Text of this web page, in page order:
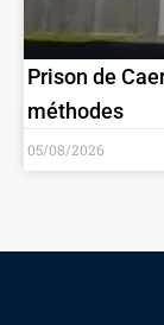
Prison de
méthodes
05/08/2026